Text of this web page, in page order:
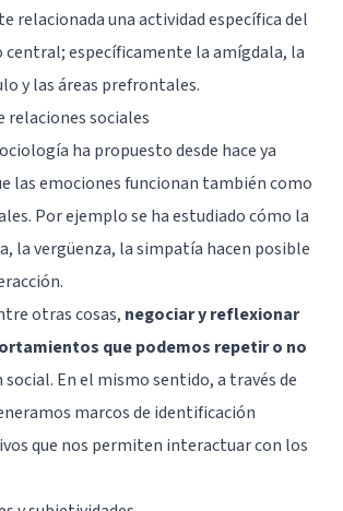
relacionada una actividad específica del
central; específicamente laamígdala, la
y las áreas prefrontales.
relaciones sociales
ha propuesto desde hace ya
las emociones funcionan también como
Por ejemplo se ha estudiado cómo la
la vergüenza, la simpatía hacen posible
otras cosas, negociar y reflexionar
que podemos repetir o no
social. En el mismo sentido, a través de
marcos de identificación
que nos permiten interactuar con los